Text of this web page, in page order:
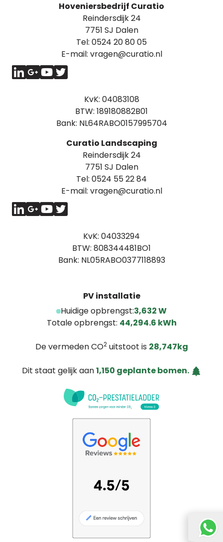
Hoveniersbedrijf Curatio
Reindersdijk 24
7751 SJ Dalen
Tel: 0524 20 80 05
E-mail: vragen@curatio.nl
KvK: 04083108
BTW: 189180882B01
Bank: NL64RABO0157995704
Curatio Landscaping
Reindersdijk 24
7751 SJ Dalen
Tel: 0524 55 22 84
E-mail: vragen@curatio.nl
KvK: 04033294
BTW: 808344481BO1
Bank: NL05RABO0377118893
PV installatie
Huidige opbrengst:3,632 W
Totale opbrengst: 44,294.6 kWh
De vermeden CO2uitstoot is 28,747kg
Dit staat gelijk aan1,150 geplante bomen.